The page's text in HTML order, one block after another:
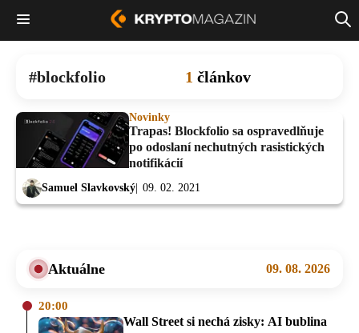
blockfolio 1 článkov
Novinky
Trapas! Blockfolio sa ospravedlňuje
po odoslaní nechutných rasistických
notifikácií
Samuel Slavkovský 09. 02. 2021
Aktuálne 09. 08. 2026
20:00
Wall Street si nechá zisky: AI bublina